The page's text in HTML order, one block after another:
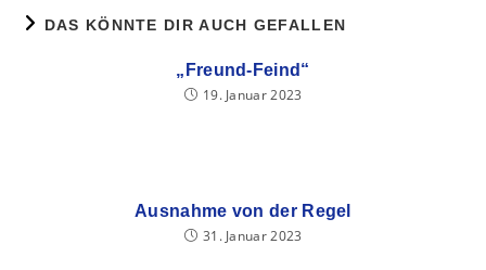
DAS KÖNNTE DIR AUCH GEFALLEN
„Freund-Feind“
19. Januar 2023
Ausnahme von der Regel
31. Januar 2023